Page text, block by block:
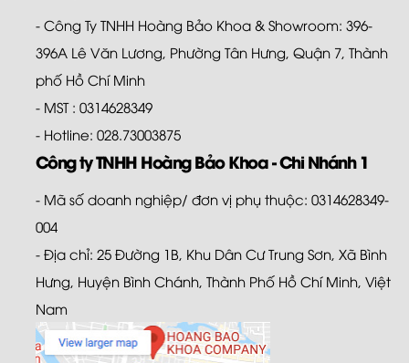
- Công Ty TNHH Hoàng Bảo Khoa & Showroom: 396-
396A Lê Văn Lương, Phường Tân Hưng, Quận 7, Thành
phố Hồ Chí Minh
- MST : 0314628349
- Hotline: 028.73003875
Công ty TNHH Hoàng Bảo Khoa - Chi Nhánh 1
- Mã số doanh nghiệp/ đơn vị phụ thuộc: 0314628349-
004
- Địa chỉ: 25 Đường 1B, Khu Dân Cư Trung Sơn, Xã Bình
Hưng, Huyện Bình Chánh, Thành Phố Hồ Chí Minh, Việt
Nam